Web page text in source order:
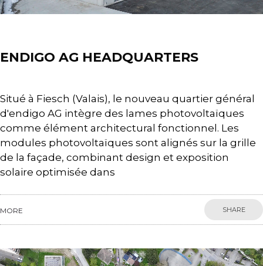
ENDIGO AG HEADQUARTERS
Situé à Fiesch (Valais), le nouveau quartier général
d'endigo AG intègre des lames photovoltaïques
comme élément architectural fonctionnel. Les
modules photovoltaïques sont alignés sur la grille
de la façade, combinant design et exposition
solaire optimisée dans
MORE SHARE